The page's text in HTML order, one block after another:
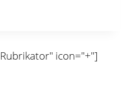
icon="+"]